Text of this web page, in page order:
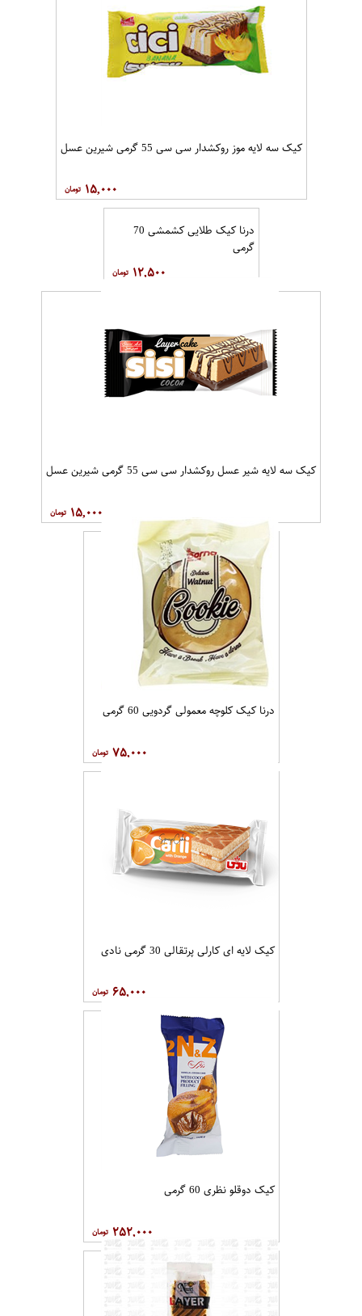
کیک سه لایه موز روکشدار سی سی 55 گرمی شیرین عسل
۱۵,۰۰۰
درنا کیک طلایی کشمشی 70
گرمی
۱۲,۵۰۰
کیک سه لایه شیر عسل روکشدار سی سی 55 گرمی شیرین عسل
۱۵,۰۰۰
درنا کیک کلوچه معمولی گردویی 60 گرمی
۷۵,۰۰۰
کیک لایه ای کارلی پرتقالی 30 گرمی نادی
۶۵,۰۰۰
کیک دوقلو نظری 60 گرمی
۲۵۲,۰۰۰